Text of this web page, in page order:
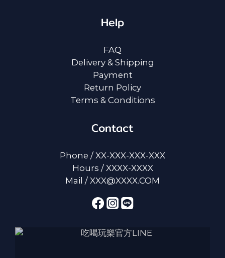
Help
FAQ
Delivery & Shipping
Payment
Return Policy
Terms & Conditions
Contact
Phone / XX-XXX-XXX-XXX
Hours / XXXX-XXXX
Mail / XXX@XXXX.COM